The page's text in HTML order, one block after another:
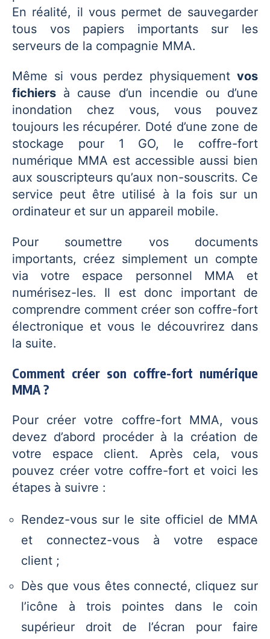
En réalité, il vous permet de sauvegarder
tous vos papiers importants sur les
serveurs de la compagnie MMA.
Même si vous perdez physiquement vos
fichiers à cause d’un incendie ou d’une
inondation chez vous, vous pouvez
toujours les récupérer. Doté d’une zone de
stockage pour 1 GO, le coffre-fort
numérique MMA est accessible aussi bien
aux souscripteurs qu’aux non-souscrits. Ce
service peut être utilisé à la fois sur un
ordinateur et sur un appareil mobile.
Pour soumettre vos documents
importants, créez simplement un compte
via votre espace personnel MMA et
numérisez-les. Il est donc important de
comprendre comment créer son coffre-fort
électronique et vous le découvrirez dans
la suite.
Comment créer son coffre-fort numérique
MMA ?
Pour créer votre coffre-fort MMA, vous
devez d’abord procéder à la création de
votre espace client. Après cela, vous
pouvez créer votre coffre-fort et voici les
étapes à suivre :
Rendez-vous sur le site officiel de MMA
et connectez-vous à votre espace
client ;
Dès que vous êtes connecté, cliquez sur
l’icône à trois pointes dans le coin
supérieur droit de l’écran pour faire